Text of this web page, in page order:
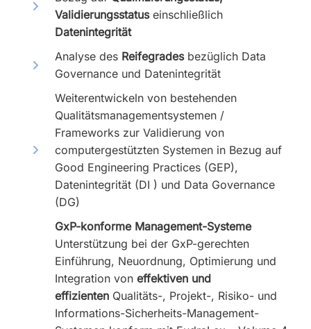
Validierungsstatuseinschließlich
Datenintegrität
Analyse des Reifegradesbezüglich Data
Governance und Datenintegrität
Weiterentwickeln von bestehenden
Qualitätsmanagementsystemen /
Frameworks zur Validierung von
computergestützten Systemen in Bezug auf
Good Engineering Practices (GEP),
Datenintegrität (DI ) und Data Governance
(DG)
GxP-konforme Management-Systeme
Unterstützung bei der GxP-gerechten
Einführung, Neuordnung, Optimierung und
Integration voneffektiven und
effizienten Qualitäts-, Projekt-, Risiko- und
Informations-Sicherheits-Management-